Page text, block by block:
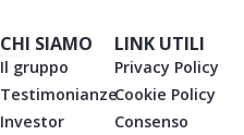
CHI SIAMO
Il gruppo
Testimonianze
Investor
LINK UTILI
Privacy Policy
Cookie Policy
Consenso